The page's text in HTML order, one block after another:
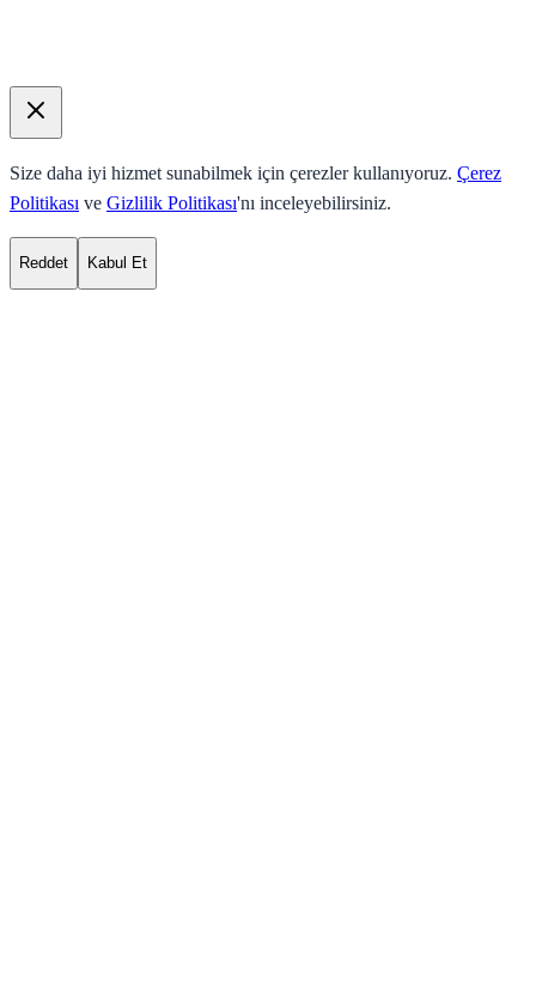
Size daha iyi hizmet sunabilmek için çerezler kullanıyoruz. Çerez
Politikası ve Gizlilik Politikası'nı inceleyebilirsiniz.
Reddet Kabul Et